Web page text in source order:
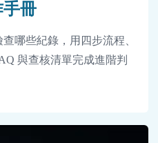
冊
哪些紀錄，用四步流程、
與查核清單完成進階判